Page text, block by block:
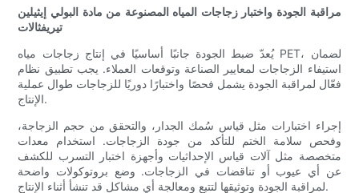
مراقبة الجودة واختبار زجاجات المياه المصنوعة من مادة البولي إيثيلين
تيريفثالات
يُعدّ ضبط الجودة جانبًا أساسيًا في إنتاج زجاجات مياه PET، لضمان
استيفاء الزجاجات لمعايير الصناعة وتوقعات العملاء. يجب تطبيق نظام
فعّال لمراقبة الجودة يشمل فحصًا واختبارًا دوريًا للزجاجات طوال عملية
الإنتاج.
إجراء اختبارات مثل قياس سُمك الجدار، والتحقق من حجم الزجاجة،
وفحص سلامة الختم للتأكد من جودة الزجاجات. استخدام معدات
متخصصة مثل آلات قياس الإحداثيات وأجهزة اختبار التسرب للكشف
عن أي عيوب أو تناقضات في الزجاجات. وضع بروتوكولات واضحة
لمراقبة الجودة وتوثيقها لتتبع ومعالجة أي مشاكل قد تنشأ أثناء الإنتاج.